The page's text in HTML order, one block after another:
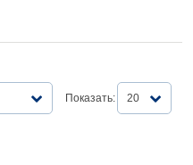
Показать: 20